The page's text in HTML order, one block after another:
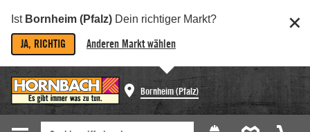
Ist Bornheim (Pfalz) Dein richtiger Markt?
JA, RICHTIG Anderen Markt wählen
Bornheim (Pfalz)